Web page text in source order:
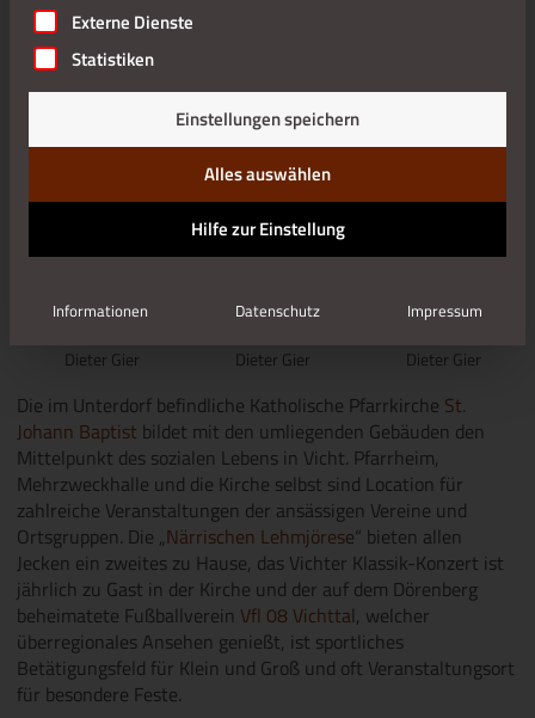
Ursprünglich entwickelte sich die alte Ortslage (heutiges
Unterdorf) um die
(heutiges Oberdorf) sowie um
. Aus diesen Siedlungskernen bildete sich die
heute geschlossene, langgezogene Ortslage im Tal
Dieter Gier
Dieter Gier
Dieter Gier
Die im Unterdorf befindliche Katholische Pfarrkirche St.
Johann Baptist bildet mit den umliegenden Gebäuden den
Mittelpunkt des sozialen Lebens in Vicht. Pfarrheim,
Mehrzweckhalle und die Kirche selbst sind Location für
zahlreiche Veranstaltungen der ansässigen Vereine und
Ortsgruppen. Die „Närrischen Lehmjörese“ bieten allen
Jecken ein zweites zu Hause, das Vichter Klassik-Konzert ist
jährlich zu Gast in der Kirche und der auf dem Dörenberg
beheimatete Fußballverein Vfl 08 Vichttal, welcher
überregionales Ansehen genießt, ist sportliches
Betätigungsfeld für Klein und Groß und oft Veranstaltungsort
für besondere Feste.
Externe Dienste
Statistiken
Einstellungen speichern
Alles auswählen
Hilfe zur Einstellung
Informationen Datenschutz Impressum